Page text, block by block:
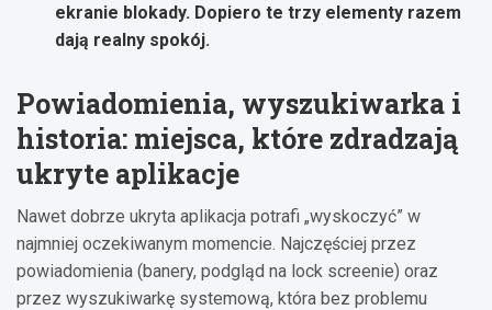
ekranie blokady. Dopiero te trzy elementy razem
dają realny spokój.
Powiadomienia, wyszukiwarka i
historia: miejsca, które zdradzają
ukryte aplikacje
Nawet dobrze ukryta aplikacja potrafi „wyskoczyć” w
najmniej oczekiwanym momencie. Najczęściej przez
powiadomienia (banery, podgląd na lock screenie) oraz
przez wyszukiwarkę systemową, która bez problemu